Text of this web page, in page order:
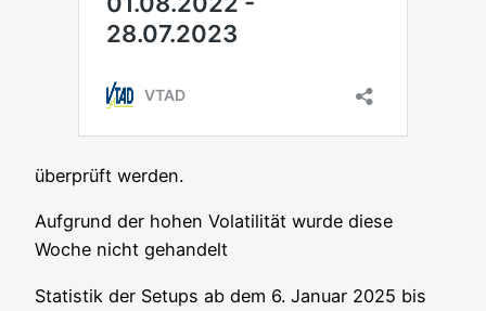
über­prüft werden.
Auf­grund der hohen Vola­ti­li­tät wur­de die­se
Woche nicht gehandelt
Sta­tis­tik der Set­ups ab dem 6. Janu­ar 2025 bis